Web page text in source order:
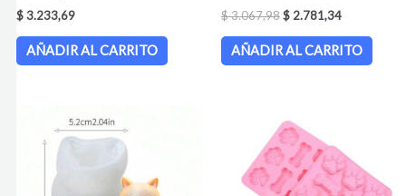
$3.233,69
AÑADIR AL CARRITO
$3.067,98$ 2.781,34
AÑADIR AL CARRITO